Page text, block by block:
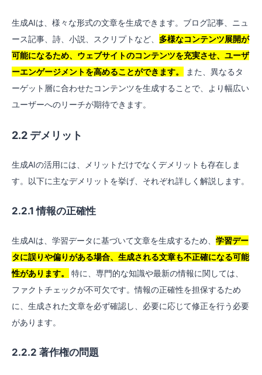
生成AIは、様々な形式の文章を生成できます。ブログ記事、ニュ
ース記事、詩、小説、スクリプトなど、 多様なコンテンツ展開が
可能になるため、ウェブサイトのコンテンツを充実させ、ユーザ
ーエンゲージメントを高めることができます。
また、異なるタ
ーゲット層に合わせたコンテンツを生成することで、より幅広い
ユーザーへのリーチが期待できます。
2.2 デメリット
生成AIの活用には、メリットだけでなくデメリットも存在しま
す。以下に主なデメリットを挙げ、それぞれ詳しく解説します。
2.2.1 情報の正確性
生成AIは、学習データに基づいて文章を生成するため、 学習デー
タに誤りや偏りがある場合、生成される文章も不正確になる可能
性があります。
特に、専門的な知識や最新の情報に関しては、
ファクトチェックが不可欠です。情報の正確性を担保するため
に、生成された文章を必ず確認し、必要に応じて修正を行う必要
があります。
2.2.2 著作権の問題